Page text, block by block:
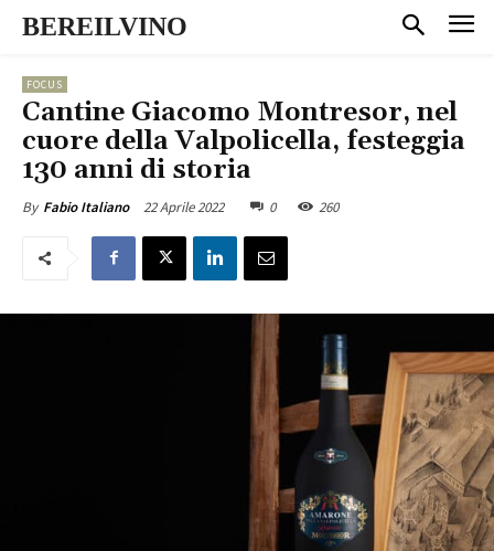
BEREILVINO
FOCUS
Cantine Giacomo Montresor, nel
cuore della Valpolicella, festeggia
130 anni di storia
By Fabio Italiano 22 Aprile 2022 0 260